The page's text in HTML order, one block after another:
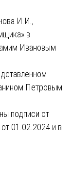
И.И.,
в
Ивановым
Петровым
подписи от
01.02.2024 и в